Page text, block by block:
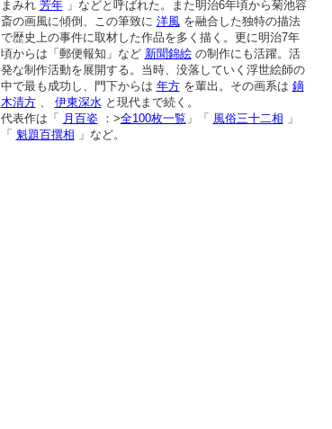
まみれ 芳年」などと呼ばれた。また明治6年頃から菊池容
斎の画風に傾倒、この筆致に 洋風を融合した独特の描法
で歴史上の事件に取材した作品を多く描く。更に明治7年
頃からは「郵便報知」など 新聞錦絵の制作にも活躍。活
発な制作活動を展開する。当時、没落していく浮世絵師の
中で最も成功し、門下からは 年方を輩出。その画系は 鏑
木清方、 伊東深水と現代まで続く。
代表作は「
月百姿：>全100枚一覧 」「 風俗三十二相 」
「 魁題百撰相 」など。